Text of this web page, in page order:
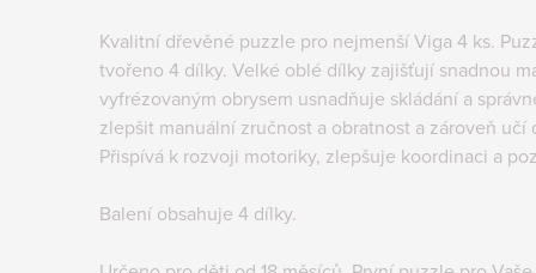
Kvalitní dřevěné puzzle pro nejmenší Viga 4 ks.
tvořeno 4 dílky. Velké oblé dílky zajišťují snadnou
vyfrézovaným obrysem usnadňuje skládání a
zlepšit manuální zručnost a obratnost a zároveň učí
Přispívá k rozvoji motoriky, zlepšuje koordinaci a
Balení obsahuje 4 dílky.